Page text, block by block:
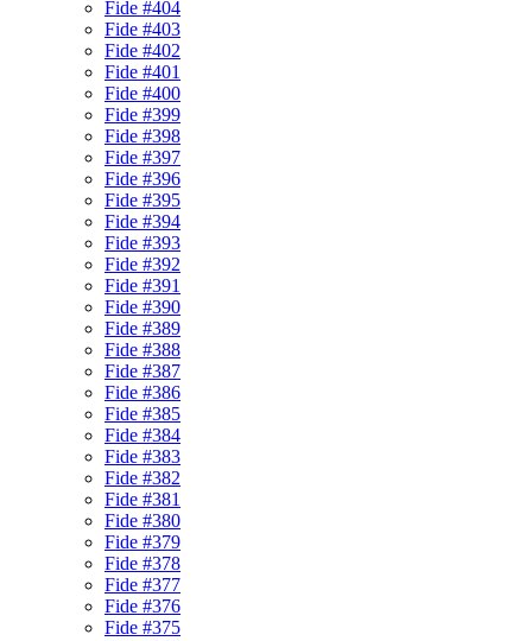
Fide #404
Fide #403
Fide #402
Fide #401
Fide #400
Fide #399
Fide #398
Fide #397
Fide #396
Fide #395
Fide #394
Fide #393
Fide #392
Fide #391
Fide #390
Fide #389
Fide #388
Fide #387
Fide #386
Fide #385
Fide #384
Fide #383
Fide #382
Fide #381
Fide #380
Fide #379
Fide #378
Fide #377
Fide #376
Fide #375